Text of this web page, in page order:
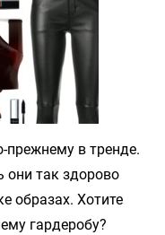
прежнему в тренде.
они так здорово
образах. Хотите
гардеробу?